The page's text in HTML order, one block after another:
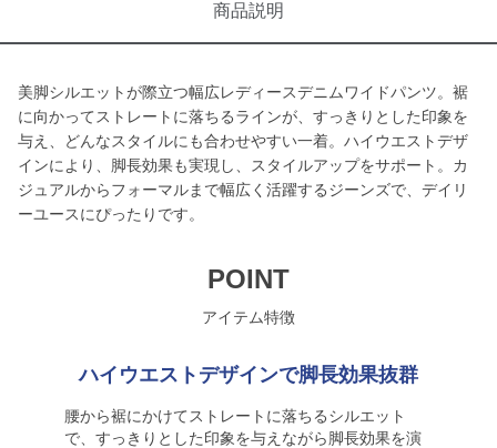
商品説明
美脚シルエットが際立つ幅広レディースデニムワイドパンツ。裾
に向かってストレートに落ちるラインが、すっきりとした印象を
与え、どんなスタイルにも合わせやすい一着。ハイウエストデザ
インにより、脚長効果も実現し、スタイルアップをサポート。カ
ジュアルからフォーマルまで幅広く活躍するジーンズで、デイリ
ーユースにぴったりです。
POINT
アイテム特徴
ハイウエストデザインで脚長効果抜群
腰から裾にかけてストレートに落ちるシルエット
で、すっきりとした印象を与えながら脚長効果を演